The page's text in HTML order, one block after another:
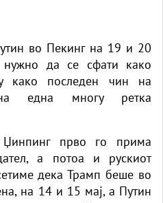
во Пекинг на 19 и 20
да се сфати како
како последен чин на
една многу ретка
прво го прима
а потоа и рускиот
дека Трамп беше во
на 14 и 15 мај, а Путин